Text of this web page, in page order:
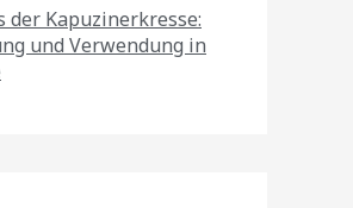
der Kapuzinerkresse:
und Verwendung in